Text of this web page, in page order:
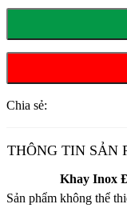
Đựng
6
số
Chia sẻ:
THÔNG TIN SẢN
Khay Inox
Sản phẩm không thể